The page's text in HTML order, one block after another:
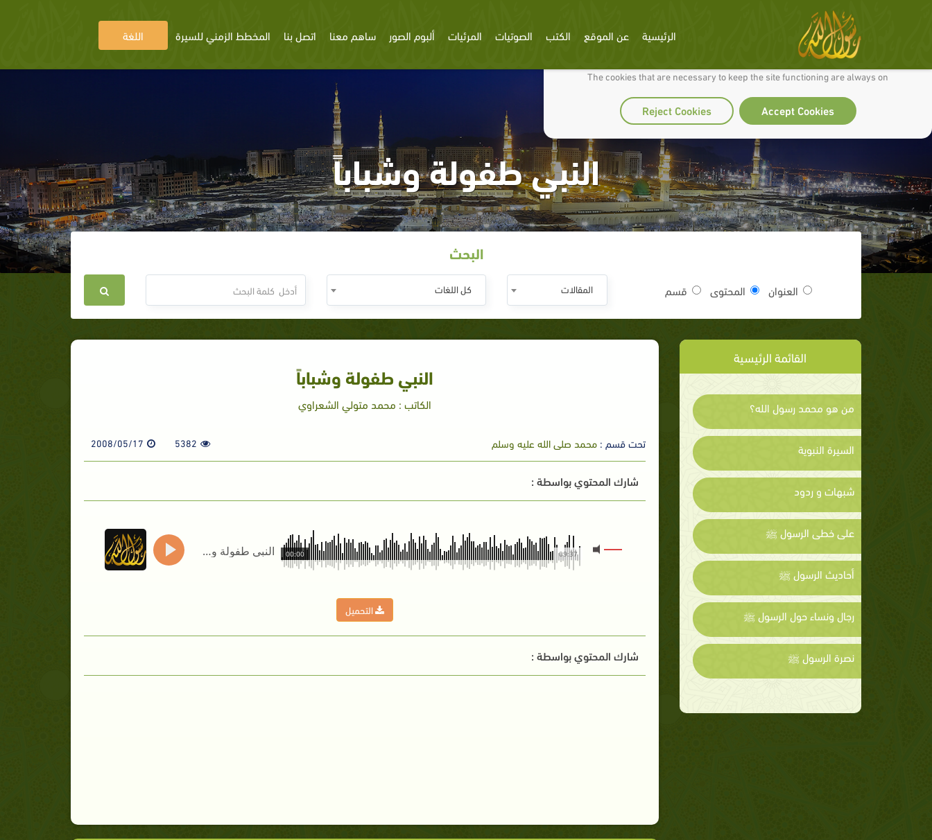
We use cookies to make our site work well for you and so we can continually improve it.
The cookies that are necessary to keep the site functioning are always on
Accept Cookies
Reject Cookies
الرئيسية عن الموقع الكتب الصوتيات المرئيات ألبوم الصور ساهم معنا اتصل بنا المخطط الزمني للسيرة اللغة
النبي طفولة وشباباً
البحث
العنوان المحتوى قسم المقالات كل اللغات
القائمة الرئيسية
من هو محمد رسول الله؟
السيرة النبوية
شبهات و ردود
على خطى الرسول ﷺ
أحاديث الرسول ﷺ
رجال ونساء حول الرسول ﷺ
نصرة الرسول ﷺ
النبي طفولة وشباباً
الكاتب : محمد متولي الشعراوي
تحت قسم :محمد صلى الله عليه وسلم 5382
2008/05/17
شارك المحتوي بواسطة :
النبي طفولة وشباباً 09:37
00:00
التحميل
شارك المحتوي بواسطة :